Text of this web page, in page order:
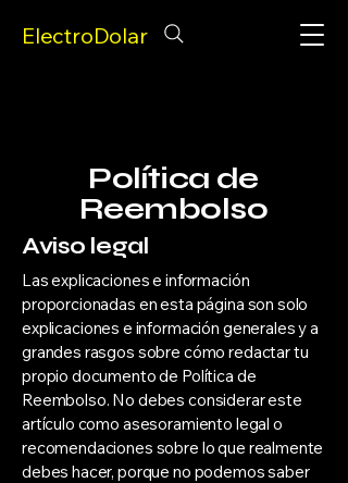
ElectroDolar
Política de
Reembolso
Aviso legal
Las explicaciones e información
proporcionadas en esta página son solo
explicaciones e información generales y a
grandes rasgos sobre cómo redactar tu
propio documento de Política de
Reembolso. No debes considerar este
artículo como asesoramiento legal o
recomendaciones sobre lo que realmente
debes hacer, porque no podemos saber